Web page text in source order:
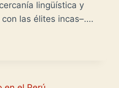
lingüística y
las élites incas–….